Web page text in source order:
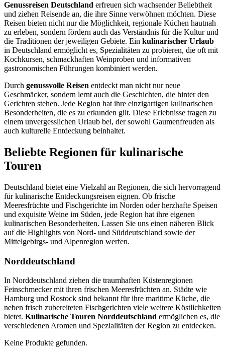
Genussreisen Deutschland erfreuen sich wachsender Beliebtheit
und ziehen Reisende an, die ihre Sinne verwöhnen möchten. Diese
Reisen bieten nicht nur die Möglichkeit, regionale Küchen hautnah
zu erleben, sondern fördern auch das Verständnis für die Kultur und
die Traditionen der jeweiligen Gebiete. Ein kulinarischer Urlaub
in Deutschland ermöglicht es, Spezialitäten zu probieren, die oft mit
Kochkursen, schmackhaften Weinproben und informativen
gastronomischen Führungen kombiniert werden.
Durch genussvolle Reisen entdeckt man nicht nur neue
Geschmäcker, sondern lernt auch die Geschichten, die hinter den
Gerichten stehen. Jede Region hat ihre einzigartigen kulinarischen
Besonderheiten, die es zu erkunden gilt. Diese Erlebnisse tragen zu
einem unvergesslichen Urlaub bei, der sowohl Gaumenfreuden als
auch kulturelle Entdeckung beinhaltet.
Beliebte Regionen für kulinarische
Touren
Deutschland bietet eine Vielzahl an Regionen, die sich hervorragend
für kulinarische Entdeckungsreisen eignen. Ob frische
Meeresfrüchte und Fischgerichte im Norden oder herzhafte Speisen
und exquisite Weine im Süden, jede Region hat ihre eigenen
kulinarischen Besonderheiten. Lassen Sie uns einen näheren Blick
auf die Highlights von Nord- und Süddeutschland sowie der
Mittelgebirgs- und Alpenregion werfen.
Norddeutschland
In Norddeutschland ziehen die traumhaften Küstenregionen
Feinschmecker mit ihren frischen Meeresfrüchten an. Städte wie
Hamburg und Rostock sind bekannt für ihre maritime Küche, die
neben frisch zubereiteten Fischgerichten viele weitere Köstlichkeiten
bietet. Kulinarische Touren Norddeutschland ermöglichen es, die
verschiedenen Aromen und Spezialitäten der Region zu entdecken.
Keine Produkte gefunden.